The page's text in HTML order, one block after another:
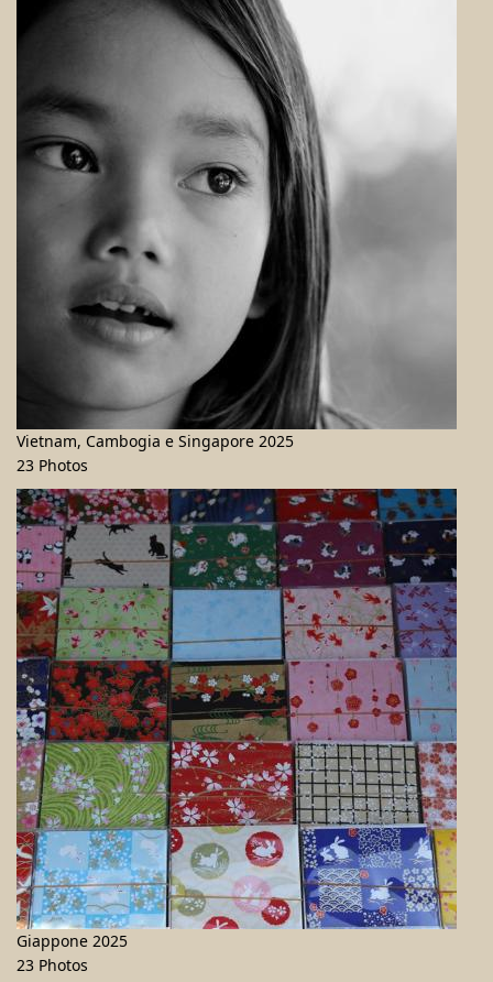
Vietnam, Cambogia e Singapore 2025
23 Photos
Giappone 2025
23 Photos